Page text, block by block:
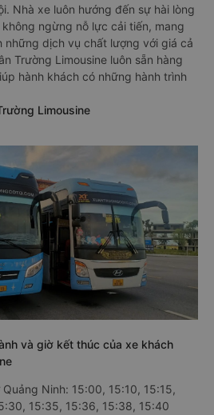
Nhà xe luôn hướng đến sự hài lòng
ngừng nỗ lực cải tiến, mang
những dịch vụ chất lượng với giá cả
Trường Limousine luôn sẵn hàng
hành khách có những hành trình
Limousine
và giờ kết thúc của xe khách
Ninh: 15:00, 15:10, 15:15,
15:35, 15:36, 15:38, 15:40